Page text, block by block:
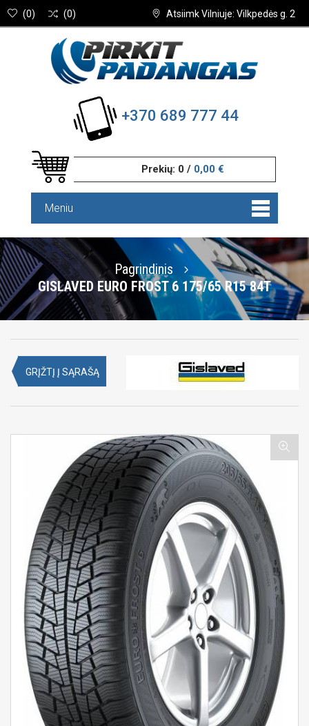
Atsiimk Vilniuje: Vilkpedės g. 2
(0) (0)
+370 689 777 44
Prekių: 0 / 0,00 €
Meniu
Pagrindinis
GISLAVED EURO FROST 6 175/65 R15 84T
GRĮŽTĮ Į SĄRAŠĄ